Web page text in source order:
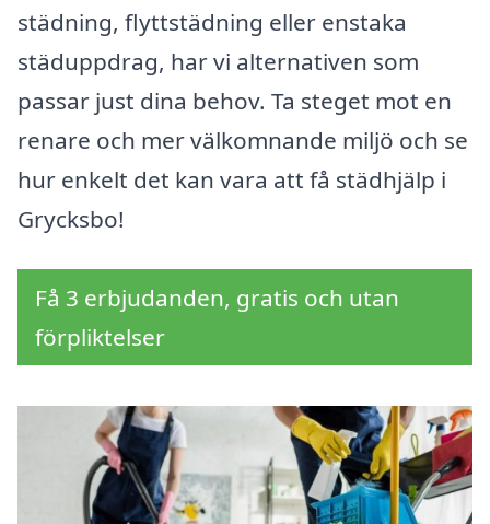
städning, flyttstädning eller enstaka
städuppdrag, har vi alternativen som
passar just dina behov. Ta steget mot en
renare och mer välkomnande miljö och se
hur enkelt det kan vara att få städhjälp i
Grycksbo!
Få 3 erbjudanden, gratis och utan
förpliktelser